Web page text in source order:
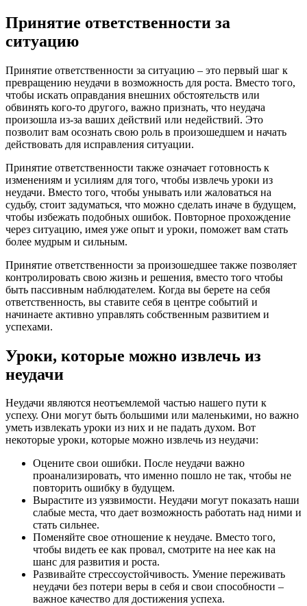
Принятие ответственности за
ситуацию
Принятие ответственности за ситуацию – это первый шаг к
превращению неудачи в возможность для роста. Вместо того,
чтобы искать оправдания внешних обстоятельств или
обвинять кого-то другого, важно признать, что неудача
произошла из-за ваших действий или недействий. Это
позволит вам осознать свою роль в произошедшем и начать
действовать для исправления ситуации.
Принятие ответственности также означает готовность к
изменениям и усилиям для того, чтобы извлечь уроки из
неудачи. Вместо того, чтобы унывать или жаловаться на
судьбу, стоит задуматься, что можно сделать иначе в будущем,
чтобы избежать подобных ошибок. Повторное прохождение
через ситуацию, имея уже опыт и уроки, поможет вам стать
более мудрым и сильным.
Принятие ответственности за произошедшее также позволяет
контролировать свою жизнь и решения, вместо того чтобы
быть пассивным наблюдателем. Когда вы берете на себя
ответственность, вы ставите себя в центре событий и
начинаете активно управлять собственным развитием и
успехами.
Уроки, которые можно извлечь из
неудачи
Неудачи являются неотъемлемой частью нашего пути к
успеху. Они могут быть большими или маленькими, но важно
уметь извлекать уроки из них и не падать духом. Вот
некоторые уроки, которые можно извлечь из неудачи:
Оцените свои ошибки. После неудачи важно
проанализировать, что именно пошло не так, чтобы не
повторить ошибку в будущем.
Вырастите из уязвимости. Неудачи могут показать наши
слабые места, что дает возможность работать над ними и
стать сильнее.
Поменяйте свое отношение к неудаче. Вместо того,
чтобы видеть ее как провал, смотрите на нее как на
шанс для развития и роста.
Развивайте стрессоустойчивость. Умение переживать
неудачи без потери веры в себя и свои способности –
важное качество для достижения успеха.